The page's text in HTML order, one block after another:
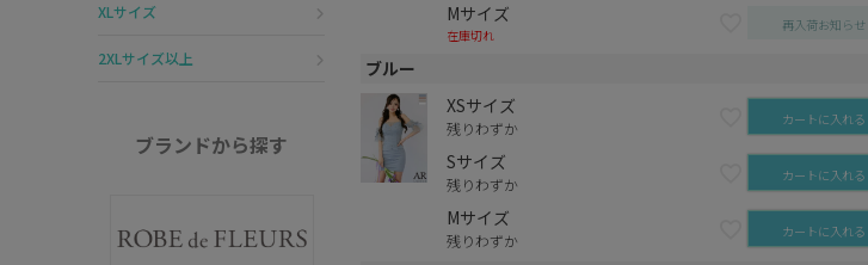
XLサイズ
2XLサイズ以上
ブランドから探す
Mサイズ
在庫切れ
再入荷お知らせ
ブルー
XSサイズ
残りわずか カートに入れる
Sサイズ
残りわずか カートに入れる
Mサイズ
残りわずか カートに入れる